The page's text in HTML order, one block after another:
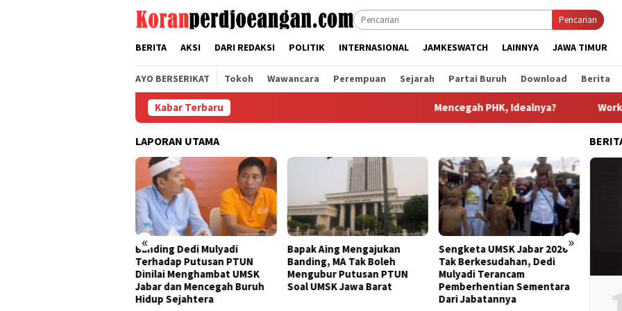
Pencarian
BERITA AKSI DARI REDAKSI POLITIK INTERNASIONAL JAMKESWATCH LAINNYA JAWA TIMUR
AYO BERSERIKAT Tokoh Wawancara Perempuan Sejarah Partai Buruh Download Berita
Kabar Terbaru Mencegah PHK, Idealnya? Workshop
LAPORAN UTAMA
« »
Banding Dedi Mulyadi
Terhadap Putusan PTUN
Dinilai Menghambat UMSK
Jabar dan Mencegah Buruh
Bapak Aing Mengajukan
Banding, MA Tak Boleh
Mengubur Putusan PTUN
Soal UMSK Jawa Barat
Sengketa UMSK Jabar 2026
Tak Berkesudahan, Dedi
Mulyadi Terancam
Pemberhentian Sementara
Banding Putusan PTUN
UMSK Jabar Tuai Sorotan
KSPI: Yang Bayar UMSK Itu
Pengusaha, Tapi Mengapa
Gubernur Ngotot Melakukan